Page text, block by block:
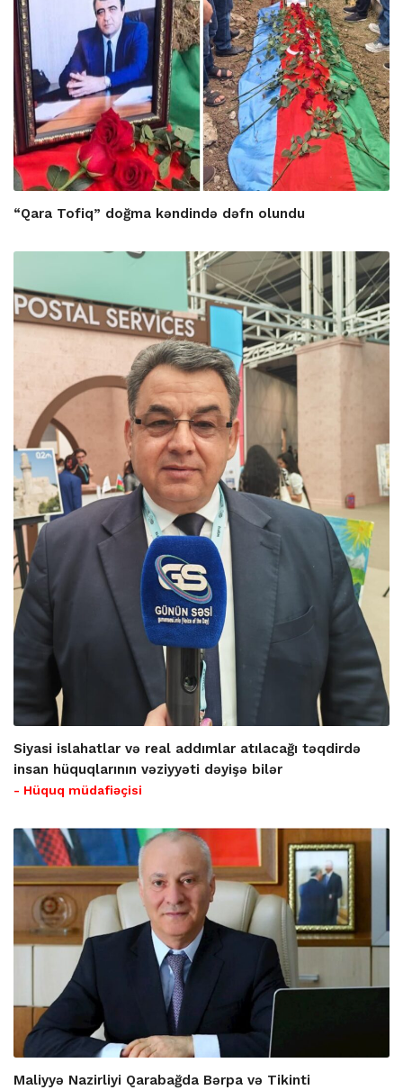
“Qara Tofiq” doğma kəndində dəfn olundu
Siyasi islahatlar və real addımlar atılacağı təqdirdə
insan hüquqlarının vəziyyəti dəyişə bilər
- Hüquq müdafiəçisi
Maliyyə Nazirliyi Qarabağda Bərpa və Tikinti